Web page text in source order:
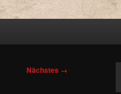
Nächstes →